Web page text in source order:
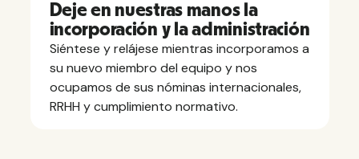
Deje en nuestras manos la
incorporación y la administración
Siéntese y relájese mientras incorporamos a
su nuevo miembro del equipo y nos
ocupamos de sus nóminas internacionales,
RRHH y cumplimiento normativo.